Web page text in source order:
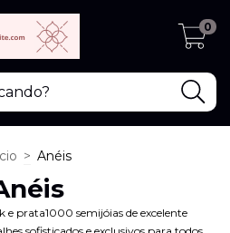
0
> Anéis
e prata1000 semijóias de excelente